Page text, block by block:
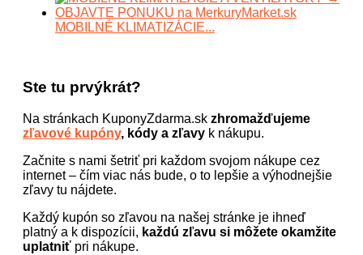
MOBILNÉ KLIMATIZÁCIE...
Ste tu prvýkrát?
Na stránkach KuponyZdarma.sk zhromažďujeme
zľavové kupóny, kódy a zľavy k nákupu.
Začnite s nami šetriť pri každom svojom nákupe cez
internet – čím viac nás bude, o to lepšie a výhodnejšie
zľavy tu nájdete.
Každý kupón so zľavou na našej stránke je ihneď
platný a k dispozícii, každú zľavu si môžete okamžite
uplatniť pri nákupe.